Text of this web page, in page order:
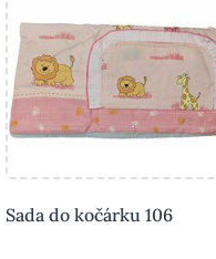
Sada do kočárku 106